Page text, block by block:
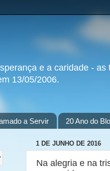
e a caridade -
13/05/2006.
a Servir 20 Ano do
1 DE JUNHO DE 2016
Na alegria e na